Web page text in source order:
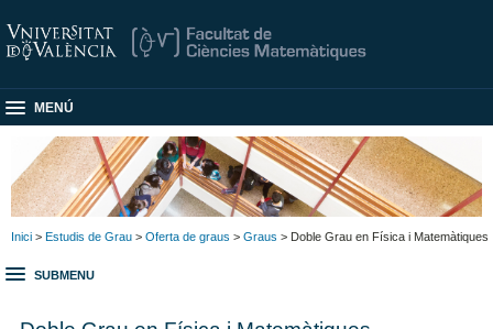
MENÚ
Inici > Estudis de Grau > Oferta de graus > Graus > Doble Grau en Física i Matemàtiques
SUBMENU